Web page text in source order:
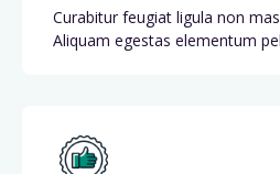
Curabitur feugiat ligula non
Aliquam egestas elementum